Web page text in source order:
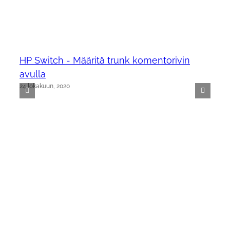
HP Switch - Määritä trunk komentorivin
avulla
24 lokakuun, 2020